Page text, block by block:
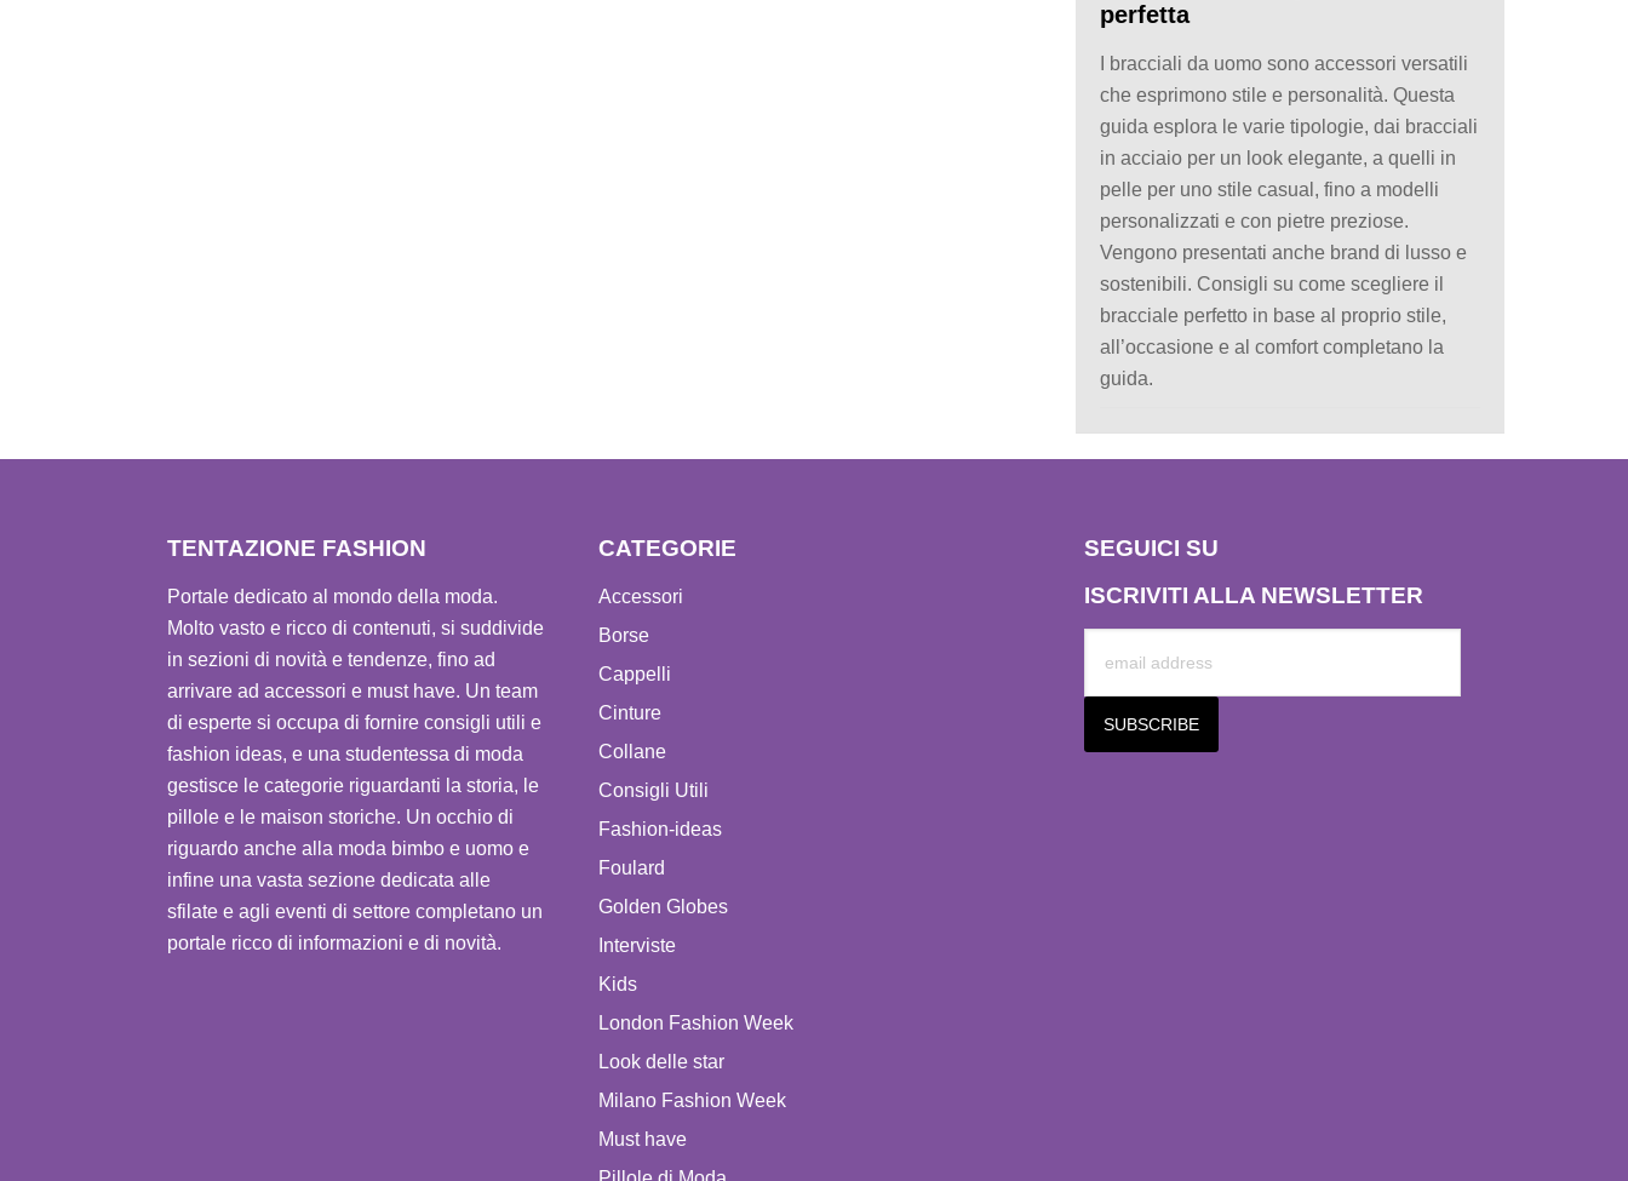
perfetta
I bracciali da uomo sono accessori versatili
che esprimono stile e personalità. Questa
guida esplora le varie tipologie, dai bracciali
in acciaio per un look elegante, a quelli in
pelle per uno stile casual, fino a modelli
personalizzati e con pietre preziose.
Vengono presentati anche brand di lusso e
sostenibili. Consigli su come scegliere il
bracciale perfetto in base al proprio stile,
all’occasione e al comfort completano la
guida.
TENTAZIONE FASHION
Portale dedicato al mondo della moda.
Molto vasto e ricco di contenuti, si suddivide
in sezioni di novità e tendenze, fino ad
arrivare ad accessori e must have. Un team
di esperte si occupa di fornire consigli utili e
fashion ideas, e una studentessa di moda
gestisce le categorie riguardanti la storia, le
pillole e le maison storiche. Un occhio di
riguardo anche alla moda bimbo e uomo e
infine una vasta sezione dedicata alle
sfilate e agli eventi di settore completano un
portale ricco di informazioni e di novità.
CATEGORIE
Accessori
Borse
Cappelli
Cinture
Collane
Consigli Utili
Fashion-ideas
Foulard
Golden Globes
Interviste
Kids
London Fashion Week
Look delle star
Milano Fashion Week
Must have
SEGUICI SU
ISCRIVITI ALLA NEWSLETTER